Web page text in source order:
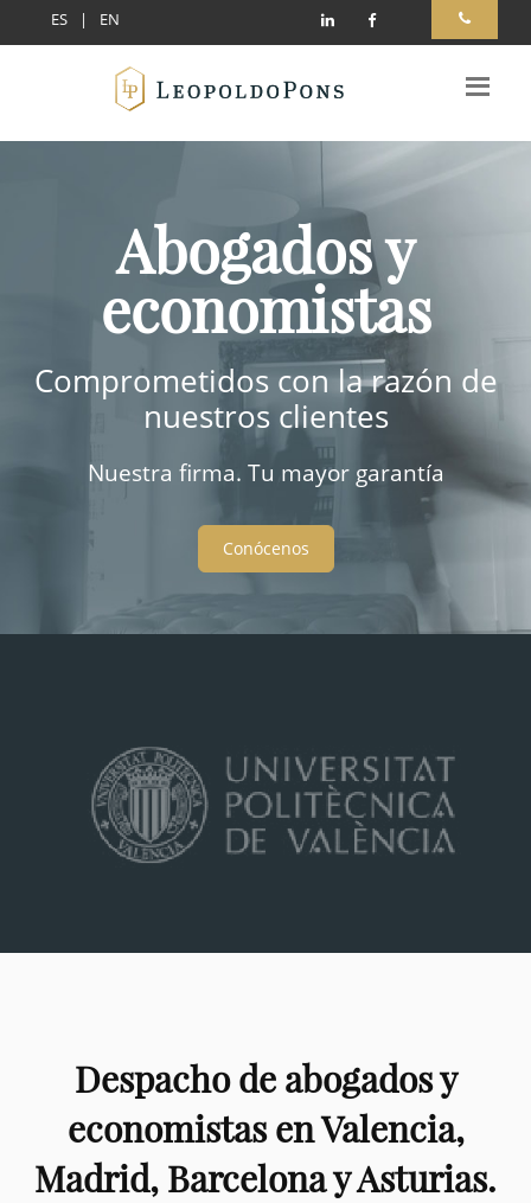
ES | EN
Abogados y
economistas
Comprometidos con la razón de
nuestros clientes
Nuestra firma. Tu mayor garantía
Conócenos
Despacho de abogados y
economistas en Valencia,
Madrid, Barcelona y Asturias.